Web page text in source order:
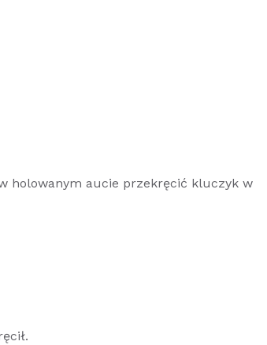
holowanym aucie przekręcić kluczyk w